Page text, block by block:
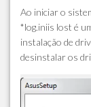
Ao iniciar o
*log.iniis lost é
instalação de
desinstalar os